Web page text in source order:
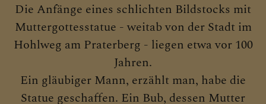
Die Anfänge eines schlichten Bildstocks mit
Muttergottesstatue - weitab von der Stadt im
Hohlweg am Praterberg - liegen etwa vor 100
Jahren.
Ein gläubiger Mann, erzählt man, habe die
Statue geschaffen. Ein Bub, dessen Mutter